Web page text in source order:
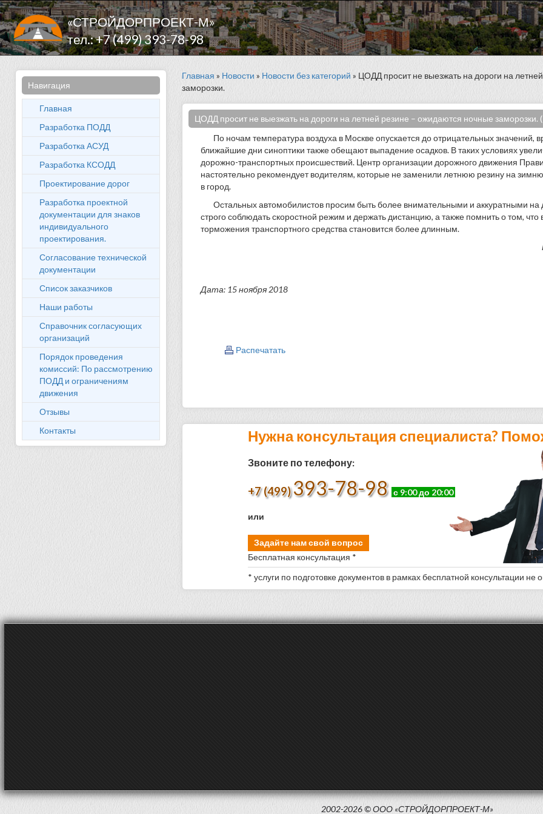
«СТРОЙДОРПРОЕКТ-М»
тел.: +7 (499) 393-78-98
Навигация
Главная
Разработка ПОДД
Разработка АСУД
Разработка КСОДД
Проектирование дорог
Разработка проектной
документации для знаков
индивидуального
проектирования.
Согласование технической
документации
Список заказчиков
Наши работы
Справочник согласующих
организаций
Порядок проведения
комиссий: По рассмотрению
ПОДД и ограничениям
движения
Отзывы
Контакты
Главная » Новости » Новости без категорий » ЦОДД просит не выезжать на дороги на
заморозки.
ЦОДД просит не выезжать на дороги на летней резине – ожидаются ночные заморозки.
По ночам температура воздуха в Москве опускается до отрицательных значений,
ближайшие дни синоптики также обещают выпадение осадков. В таких условиях
дорожно-транспортных происшествий. Центр организации дорожного движения
настоятельно рекомендует водителям, которые не заменили летнюю резину на
в город.
Остальных автомобилистов просим быть более внимательными и аккуратными на
строго соблюдать скоростной режим и держать дистанцию, а также помнить о том, что
торможения транспортного средства становится более длинным.
Дата: 15 ноября 2018
Распечатать
Нужна консультация специалиста?
Звоните по телефону:
+7 (499) 393-78-98 с 9:00 до 20:00
или
Задайте нам свой вопрос
Бесплатная консультация *
* услуги по подготовке документов в рамках бесплатной консультации не
2002-2026 © ООО «СТРОЙДОРПРОЕКТ-М»